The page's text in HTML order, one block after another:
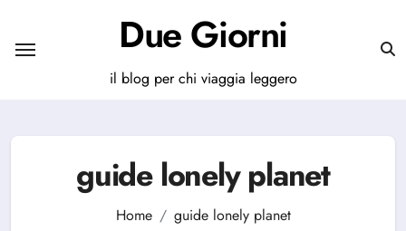
contenuto
Due Giorni
il blog per chi viaggia leggero
guide lonely planet
Home guide lonely planet